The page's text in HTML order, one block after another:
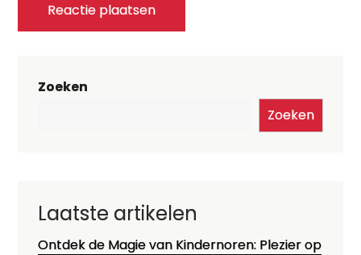
Zoeken
Zoeken
Laatste artikelen
Ontdek de Magie van Kindernoren: Plezier op